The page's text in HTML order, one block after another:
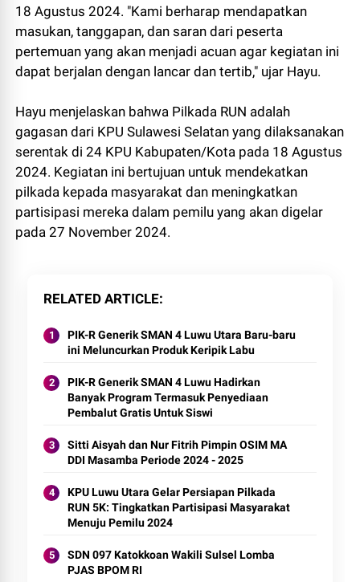
18 Agustus 2024. "Kami berharap mendapatkan
masukan, tanggapan, dan saran dari peserta
pertemuan yang akan menjadi acuan agar kegiatan ini
dapat berjalan dengan lancar dan tertib," ujar Hayu.
Hayu menjelaskan bahwa Pilkada RUN adalah
gagasan dari KPU Sulawesi Selatan yang dilaksanakan
serentak di 24 KPU Kabupaten/Kota pada 18 Agustus
2024. Kegiatan ini bertujuan untuk mendekatkan
pilkada kepada masyarakat dan meningkatkan
partisipasi mereka dalam pemilu yang akan digelar
pada 27 November 2024.
RELATED ARTICLE
PIK-R Generik SMAN 4 Luwu Utara Baru-baru
ini Meluncurkan Produk Keripik Labu
PIK-R Generik SMAN 4 Luwu Hadirkan
Banyak Program Termasuk Penyediaan
Pembalut Gratis Untuk Siswi
Sitti Aisyah dan Nur Fitrih Pimpin OSIM MA
DDI Masamba Periode 2024 - 2025
KPU Luwu Utara Gelar Persiapan Pilkada
RUN 5K: Tingkatkan Partisipasi Masyarakat
Menuju Pemilu 2024
SDN 097 Katokkoan Wakili Sulsel Lomba
PJAS BPOM RI